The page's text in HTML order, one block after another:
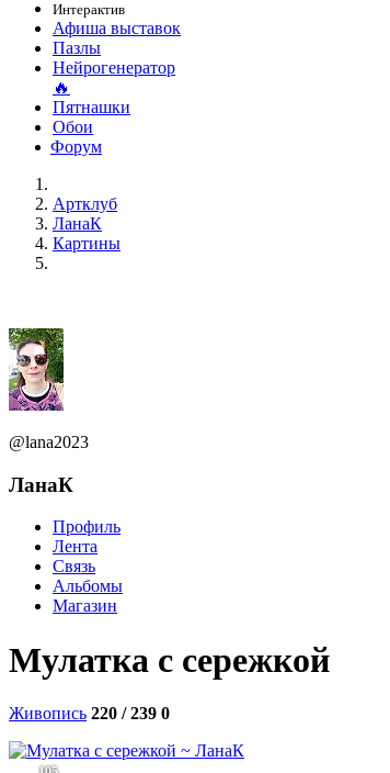
Интерактив
Афиша выставок
Пазлы
Нейрогенератор
🔥
Пятнашки
Обои
Форум
Артклуб
ЛанаК
Картины
@lana2023
ЛанаК
Профиль
Лента
Связь
Альбомы
Магазин
Мулатка с сережкой
Живопись 220 / 239 0